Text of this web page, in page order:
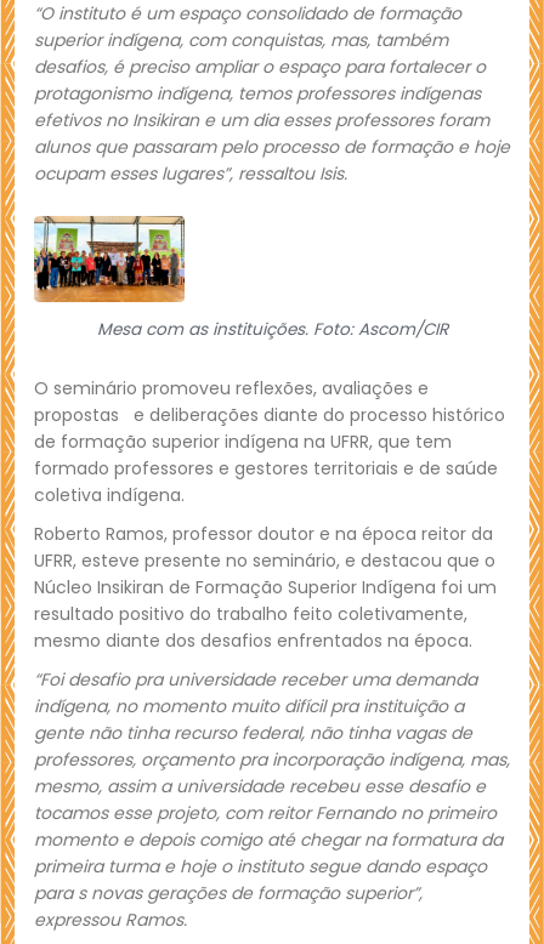
“O instituto é um espaço consolidado de formação
superior indígena, com conquistas, mas, também
desafios, é preciso ampliar o espaço para fortalecer o
protagonismo indígena, temos professores indígenas
efetivos no Insikiran e um dia esses professores foram
alunos que passaram pelo processo de formação e hoje
ocupam esses lugares”, ressaltou Isis.
Mesa com as instituições. Foto: Ascom/CIR
O seminário promoveu reflexões, avaliações e
propostas e deliberações diante do processo histórico
de formação superior indígena na UFRR, que tem
formado professores e gestores territoriais e de saúde
coletiva indígena.
Roberto Ramos, professor doutor e na época reitor da
UFRR, esteve presente no seminário, e destacou que o
Núcleo Insikiran de Formação Superior Indígena foi um
resultado positivo do trabalho feito coletivamente,
mesmo diante dos desafios enfrentados na época.
“Foi desafio pra universidade receber uma demanda
indígena, no momento muito difícil pra instituição a
gente não tinha recurso federal, não tinha vagas de
professores, orçamento pra incorporação indígena, mas,
mesmo, assim a universidade recebeu esse desafio e
tocamos esse projeto, com reitor Fernando no primeiro
momento e depois comigo até chegar na formatura da
primeira turma e hoje o instituto segue dando espaço
para s novas gerações de formação superior”,
expressou Ramos.